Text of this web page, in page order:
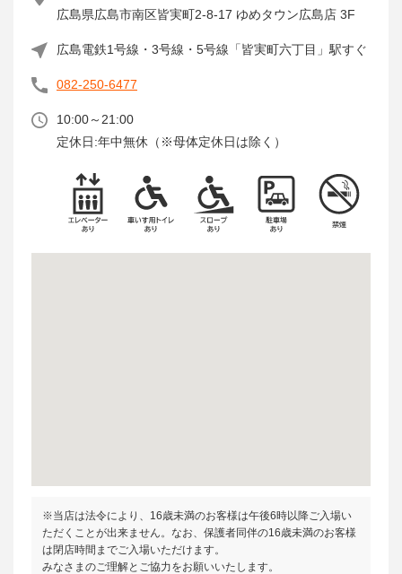
広島県広島市南区皆実町2-8-17 ゆめタウン広島店 3F
広島電鉄1号線・3号線・5号線「皆実町六丁目」駅すぐ
082-250-6477
10:00～21:00
定休日:年中無休（※母体定休日は除く）
※当店は法令により、16歳未満のお客様は午後6時以降ご入場い
ただくことが出来ません。なお、保護者同伴の16歳未満のお客様
は閉店時間までご入場いただけます。
みなさまのご理解とご協力をお願いいたします。